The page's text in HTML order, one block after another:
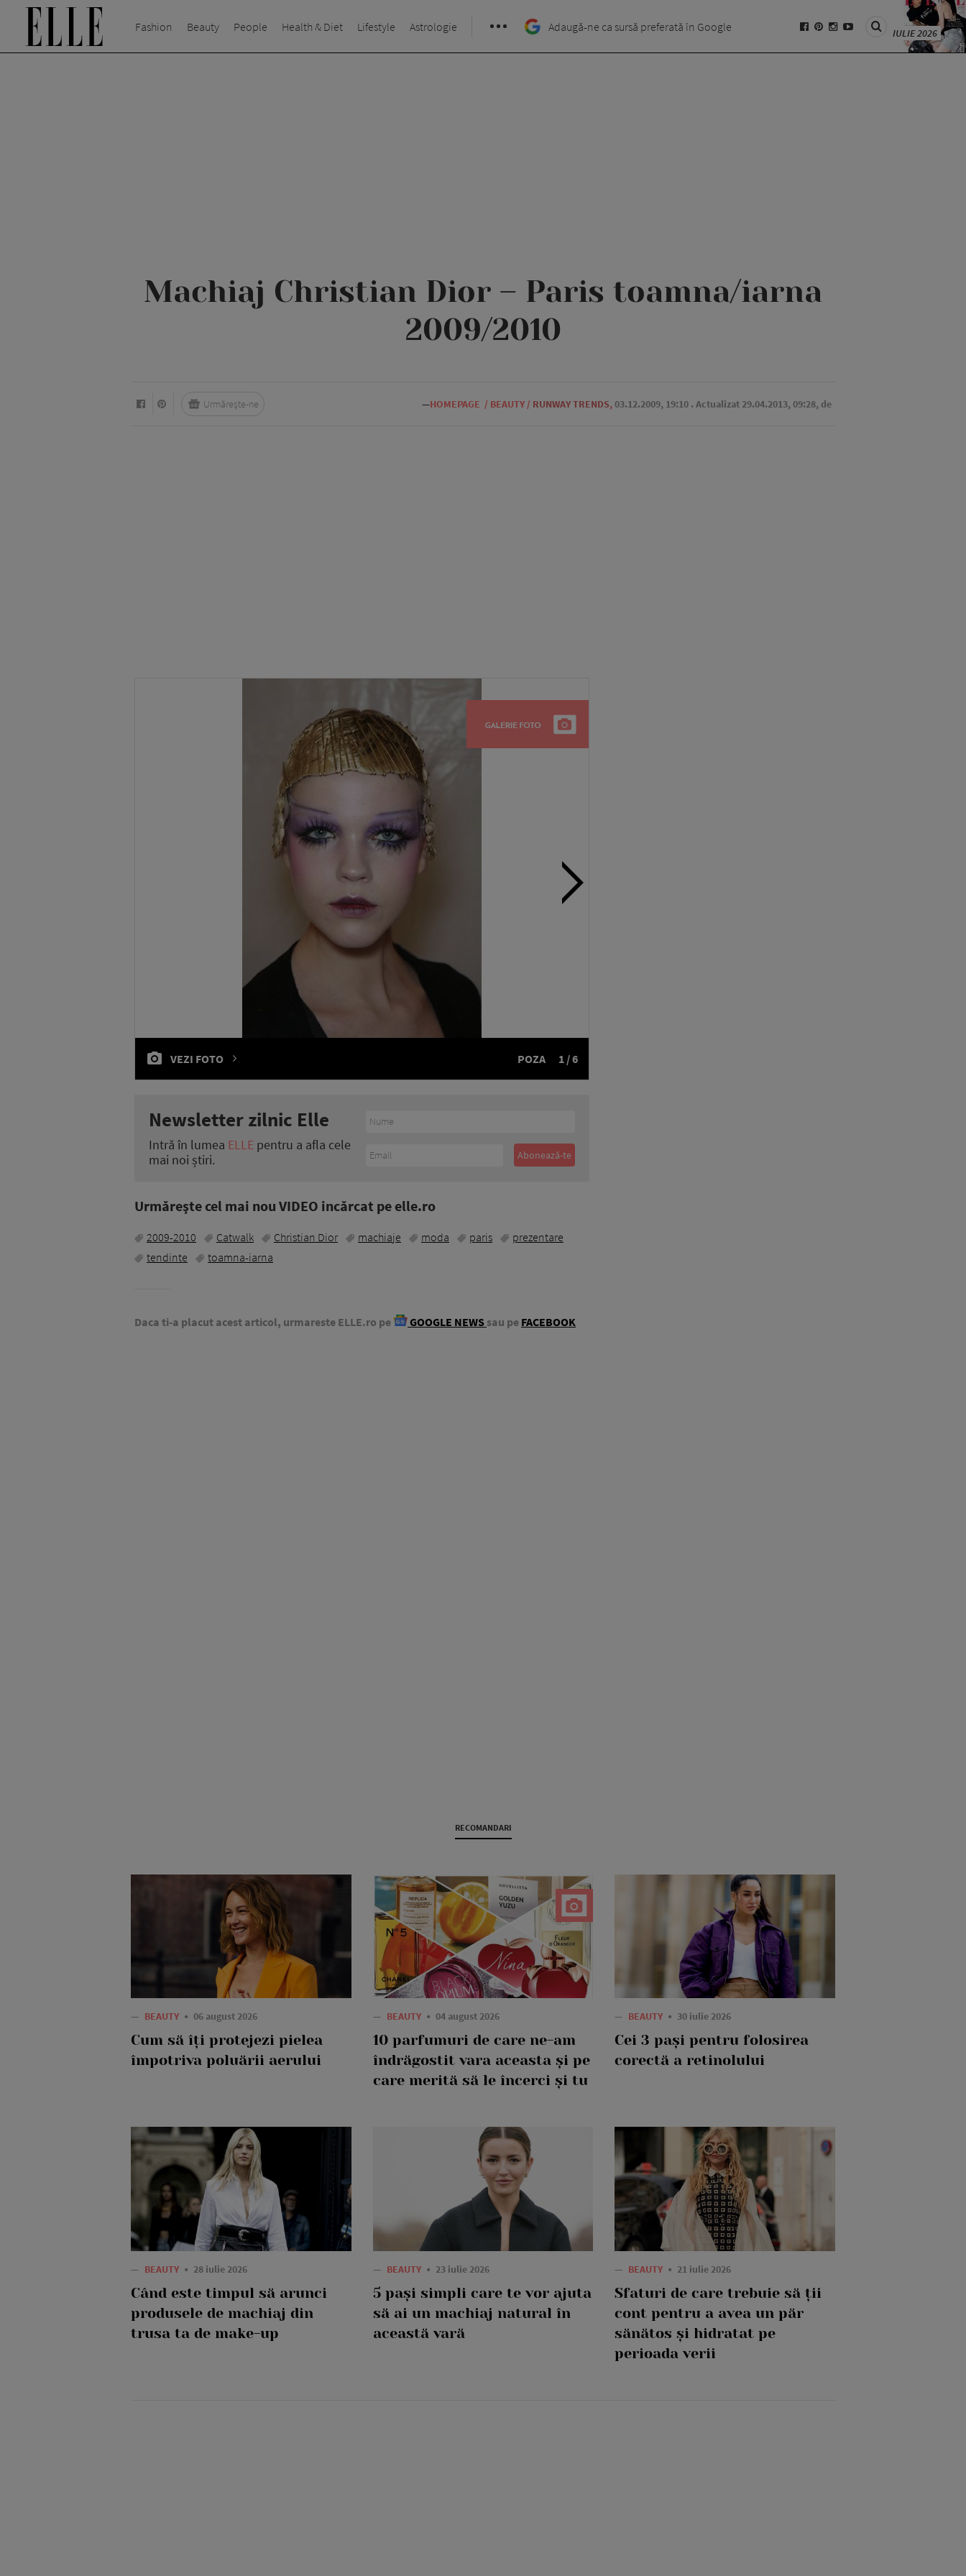
Fashion Beauty People Health & Diet Lifestyle Astrologie Adaugă-ne ca sursă preferată în Google IULIE 2026
Machiaj Christian Dior – Paris toamna/iarna
2009/2010
—HOMEPAGE / BEAUTY / RUNWAY TRENDS,03.12.2009, 19:10 . Actualizat 29.04.2013, 09:28, de
Urmărește-ne
VEZI FOTO POZA 1 / 6
Newsletter zilnic Elle
Intră în lumea ELLE pentru a afla cele
mai noi știri.
Urmăreşte cel mai nou VIDEO incărcat pe elle.ro
2009-2010 Catwalk Christian Dior machiaje moda paris
prezentare
tendinte
toamna-iarna
Daca ti-a placut acest articol, urmareste ELLE.ro pe GOOGLE NEWS sau pe FACEBOOK
RECOMANDARI
— BEAUTY 06 august 2026
Cum să îți protejezi pielea
împotriva poluării aerului
— BEAUTY 04 august 2026
10 parfumuri de care ne-am
îndrăgostit vara aceasta și pe
care merită să le încerci și tu
— BEAUTY 30 iulie 2026
Cei 3 pași pentru folosirea
corectă a retinolului
— BEAUTY 28 iulie 2026
Când este timpul să arunci
produsele de machiaj din
trusa ta de make-up
— BEAUTY 23 iulie 2026
5 pași simpli care te vor ajuta
să ai un machiaj natural în
această vară
— BEAUTY 21 iulie 2026
Sfaturi de care trebuie să ții
cont pentru a avea un păr
sănătos și hidratat pe
perioada verii